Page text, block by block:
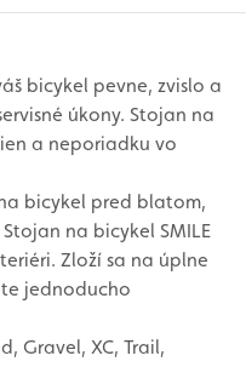
bicykel pevne, zvislo a
úkony. Stojan na
a neporiadku vo
bicykel pred blatom,
na bicykel SMILE
Zloží sa na úplne
jednoducho
Gravel, XC, Trail,